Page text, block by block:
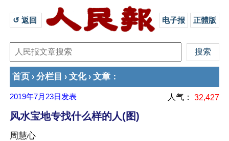
↺ 返回 电子报 正體版
首页 › 分栏目 › 文化› 文章 ：
2019年7月23日 发表 人气： 32,427
风水宝地专找什么样的人(图)
周慧心